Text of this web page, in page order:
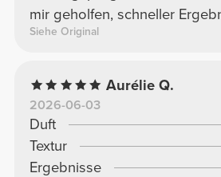
mir geholfen, schneller
Siehe Original
Aurélie Q.
2026-06-03
Duft
Textur
Ergebnisse